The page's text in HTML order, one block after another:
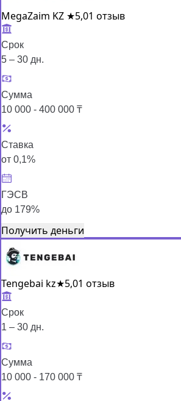
MegaZaim KZ ★5,01 отзыв
Срок
5 – 30 дн.
Сумма
10 000 - 400 000 ₸
Ставка
от 0,1%
ГЭСВ
до 179%
Получить деньги
Tengebai kz★5,01 отзыв
Срок
1 – 30 дн.
Сумма
10 000 - 170 000 ₸